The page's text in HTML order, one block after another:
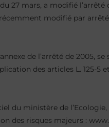
27 mars, a modifié
modifié par
de l’arrêté de 2005,
des articles L. 125-5
du ministère de
des risques majeurs :